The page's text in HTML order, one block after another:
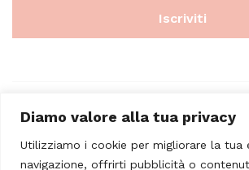
Diamo valore alla tua privacy
Utilizziamo i cookie per migliorare la tua
navigazione, offrirti pubblicità o